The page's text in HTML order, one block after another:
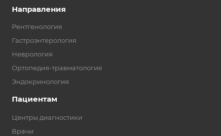
Направления
Рентгенология
Гастроэнтерология
Неврология
Ортопедия-травматология
Эндокринология
Пациентам
Центры диагностики
Врачи